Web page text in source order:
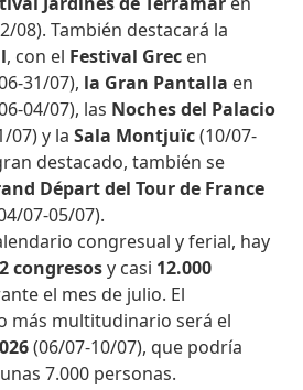
08). También destacará la
, con el Festival Grec en
31/07), la Gran Pantalla en
04/07), las Noches del Palacio
07) y laSala Montjuïc(10/07-
destacado, también se
Départ del Tour de France
07-05/07).
congresual y ferial, hay
congresosy casi 12.000
el mes de julio. El
más multitudinario será el
(06/07-10/07), que podría
7.000 personas.